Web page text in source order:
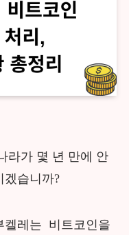
라가 몇 년 만에 안
겠습니까?
켈레는 비트코인을